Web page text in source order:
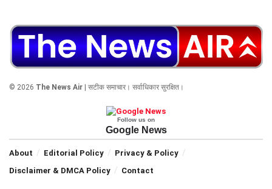
© 2026 The News Air | सटीक समाचार। सर्वाधिकार सुरक्षित।
Follow us on
Google News
About Editorial Policy
Privacy & Policy
Disclaimer & DMCA Policy
Contact